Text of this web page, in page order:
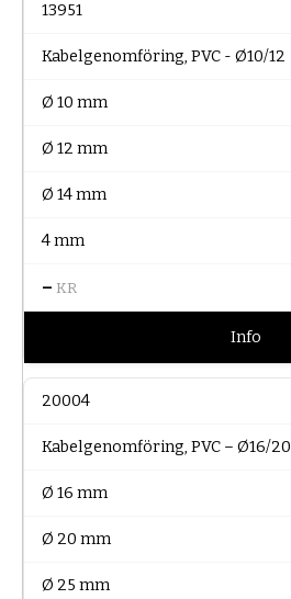
13951
Kabelgenomföring, PVC - Ø10/12
Ø 10 mm
Ø 12 mm
Ø 14 mm
4 mm
– KR
Info
20004
Kabelgenomföring, PVC – Ø16/20
Ø 16 mm
Ø 20 mm
Ø 25 mm